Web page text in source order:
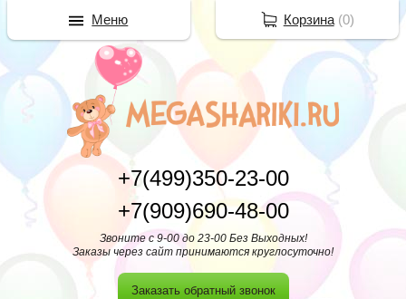
+7(499)350-23-00
+7(909)690-48-00
Звоните с 9-00 до 23-00 Без Выходных!
Заказы через сайт принимаются круглосуточно!
Заказать обратный звонок
Корзина(0)
Меню